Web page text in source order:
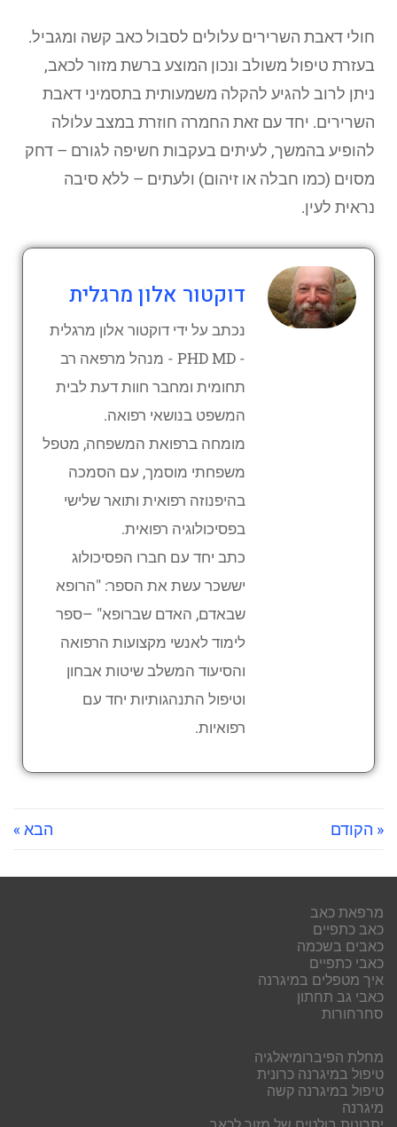
חולי דאבת השרירים עלולים לסבול כאב קשה ומגביל.
בעזרת טיפול משולב ונכון המוצע ברשת מזור לכאב,
ניתן לרוב להגיע להקלה משמעותית בתסמיני דאבת
השרירים. יחד עם זאת החמרה חוזרת במצב עלולה
להופיע בהמשך, לעיתים בעקבות חשיפה לגורם – דחק
מסוים (כמו חבלה או זיהום) ולעתים – ללא סיבה
נראית לעין.
דוקטור אלון מרגלית
נכתב על ידי דוקטור אלון מרגלית
- PHD MD - מנהל מרפאה רב
תחומית ומחבר חוות דעת לבית
המשפט בנושאי רפואה.
מומחה ברפואת המשפחה, מטפל
משפחתי מוסמך, עם הסמכה
בהיפנוזה רפואית ותואר שלישי
בפסיכולוגיה רפואית.
כתב יחד עם חברו הפסיכולוג
יששכר עשת את הספר: "הרופא
שבאדם, האדם שברופא" –ספר
לימוד לאנשי מקצועות הרפואה
והסיעוד המשלב שיטות אבחון
וטיפול התנהגותיות יחד עם
רפואיות.
« הקודם הבא »
מרפאת כאב
כאב כתפיים
כאבים בשכמה
כאבי כתפיים
איך מטפלים במיגרנה
כאבי גב תחתון
סחרחורות
מחלת הפיברומיאלגיה
טיפול במיגרנה כרונית
טיפול במיגרנה קשה
מיגרנה